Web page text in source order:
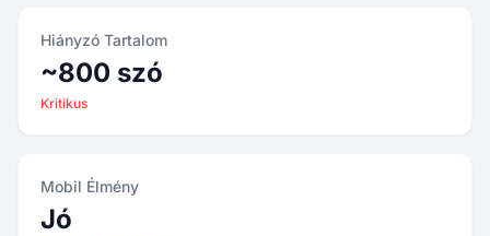
Hiányzó Tartalom
~800 szó
Kritikus
Mobil Élmény
Jó